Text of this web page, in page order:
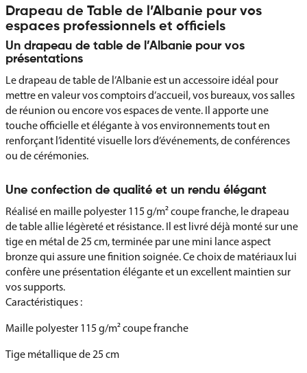
Drapeau de Table de l’Albanie pour vos
espaces professionnels et officiels
Un drapeau de table de l’Albanie pour vos
présentations
Le drapeau de table de l’Albanie est un accessoire idéal pour
mettre en valeur vos comptoirs d’accueil, vos bureaux, vos salles
de réunion ou encore vos espaces de vente. Il apporte une
touche officielle et élégante à vos environnements tout en
renforçant l’identité visuelle lors d’événements, de conférences
ou de cérémonies.
Une confection de qualité et un rendu élégant
Réalisé en maille polyester 115 g/m² coupe franche, le drapeau
de table allie légèreté et résistance. Il est livré déjà monté sur une
tige en métal de 25 cm, terminée par une mini lance aspect
bronze qui assure une finition soignée. Ce choix de matériaux lui
confère une présentation élégante et un excellent maintien sur
vos supports.
Caractéristiques :
Maille polyester 115 g/m² coupe franche
Tige métallique de 25 cm